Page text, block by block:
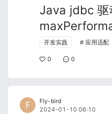
Java jdbc 驱
开发实践 应用适配
0 0
Fly-bird
2024-01-10 06:10